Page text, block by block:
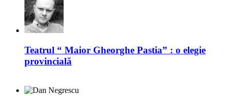
Teatrul “ Maior Gheorghe Pastia” : o elegie
provincială